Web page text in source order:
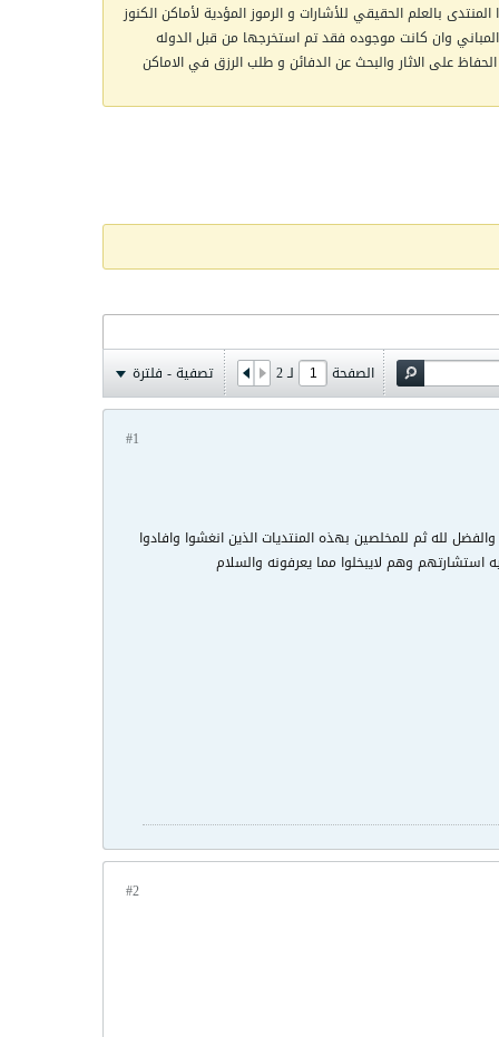
بالعلم الحقيقي للأشارات و الرموز المؤدية لأماكن الكنوز
المباني وان كانت موجوده فقد تم استخرجها من قبل الدوله
على الاثار والبحث عن الدفائن و طلب الرزق في الاماكن
الصفحة لـ2 تصفية - فلترة
#1
لله ثم للمخلصين بهذه المنتديات الذين انغشوا وافادوا
#2